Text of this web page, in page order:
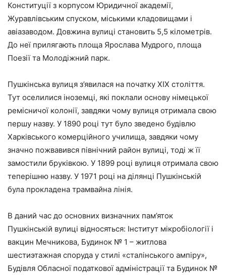
Конституції з корпусом Юридичної академії,
Журавлівським спуском, міськими кладовищами і
авіазаводом. Довжина вулиці становить 5,5 кілометрів.
До неї прилягають площа Ярослава Мудрого, площа
Поезії та Молодіжний парк.
Пушкінська вулиця з’явилася на початку XIX століття.
Тут оселилися іноземці, які поклали основу німецької
ремісничої колонії, завдяки чому вулиця отримала свою
першу назву. У 1890 році тут було зведено будівлю
Харківського комерційного училища, завдяки чому
значно пожвавився північний район вулиці, тоді ж її
замостили бруківкою. У 1899 році вулиця отримала свою
теперішню назву. У 1971 році на ділянці Пушкінській
була прокладена трамвайна лінія.
В даний час до основних визначних пам’яток
Пушкінській вулиці відносяться: Інститут мікробіології і
вакцин Мечникова, Будинок № 1 – житлова
шестиэтажная споруда у стилі «сталінського ампіру»,
Будівля Обласної податкової адміністрації та Будинок №